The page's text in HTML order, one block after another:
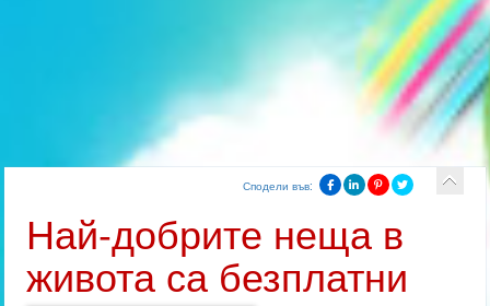
Сподели във:
Най-добрите неща в
живота са безплатни